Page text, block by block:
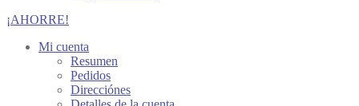
¡AHORRE!
Mi cuenta
Resumen
Pedidos
Direcciónes